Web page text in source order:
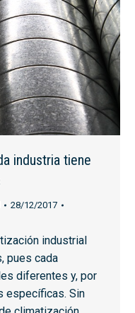
industria tiene
28/12/2017
industrial
pues cada
diferentes y, por
específicas. Sin